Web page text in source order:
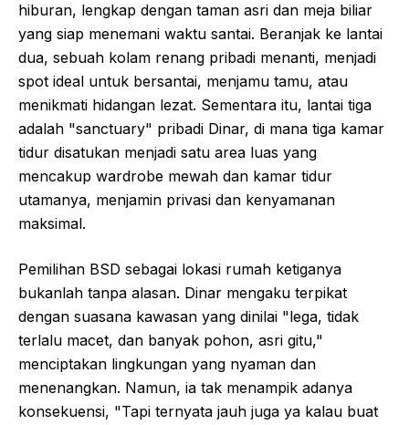
hiburan, lengkap dengan taman asri dan meja biliar
yang siap menemani waktu santai. Beranjak ke lantai
dua, sebuah kolam renang pribadi menanti, menjadi
spot ideal untuk bersantai, menjamu tamu, atau
menikmati hidangan lezat. Sementara itu, lantai tiga
adalah "sanctuary" pribadi Dinar, di mana tiga kamar
tidur disatukan menjadi satu area luas yang
mencakup wardrobe mewah dan kamar tidur
utamanya, menjamin privasi dan kenyamanan
maksimal.
Pemilihan BSD sebagai lokasi rumah ketiganya
bukanlah tanpa alasan. Dinar mengaku terpikat
dengan suasana kawasan yang dinilai "lega, tidak
terlalu macet, dan banyak pohon, asri gitu,"
menciptakan lingkungan yang nyaman dan
menenangkan. Namun, ia tak menampik adanya
konsekuensi, "Tapi ternyata jauh juga ya kalau buat